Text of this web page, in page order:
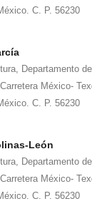
C. P. 56230
Departamento
México-
C. P. 56230
León
Departamento
México-
C. P. 56230